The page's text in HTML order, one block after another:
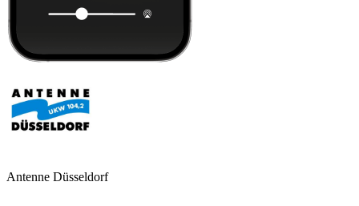
Antenne Düsseldorf